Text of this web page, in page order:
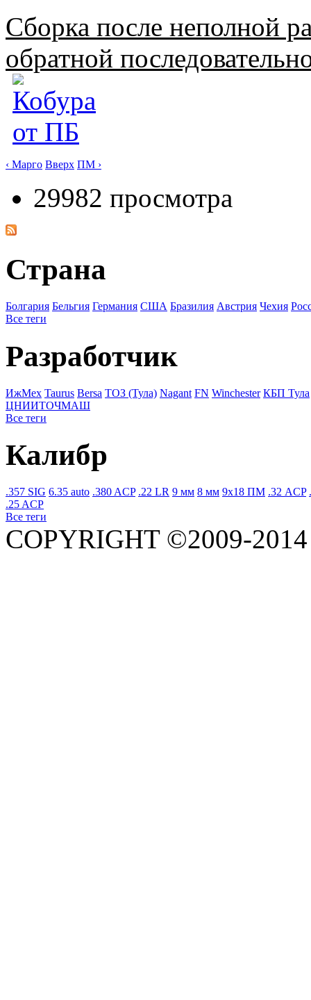
Сборка после неполной
обратной
‹ Марго Вверх ПМ ›
29982 просмотра
Страна
Болгария Бельгия Германия США Бразилия Австрия Чехия
Все теги
Разработчик
ИжМех Taurus Bersa ТОЗ (Тула) Nagant FN Winchester КБП Тула
ЦНИИТОЧМАШ
Все теги
Калибр
.357 SIG 6.35 auto .380 ACP .22 LR 9 мм 8 мм 9x18 ПМ .32 ACP
.25 ACP
Все теги
COPYRIGHT ©2009-